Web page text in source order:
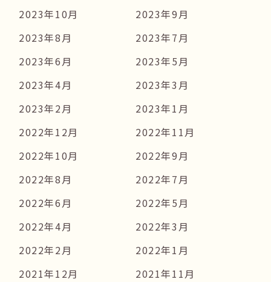
2023年10月
2023年9月
2023年8月
2023年7月
2023年6月
2023年5月
2023年4月
2023年3月
2023年2月
2023年1月
2022年12月
2022年11月
2022年10月
2022年9月
2022年8月
2022年7月
2022年6月
2022年5月
2022年4月
2022年3月
2022年2月
2022年1月
2021年12月
2021年11月